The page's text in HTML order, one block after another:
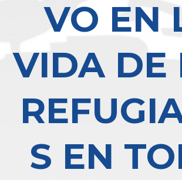
VO EN
VIDA DE
S EN